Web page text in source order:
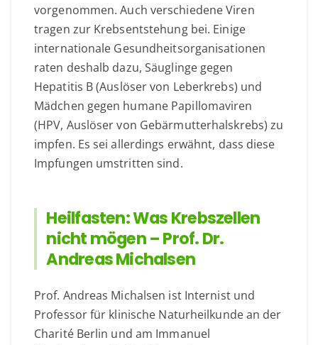
vorgenommen. Auch verschiedene Viren
tragen zur Krebsentstehung bei. Einige
internationale Gesundheitsorganisationen
raten deshalb dazu, Säuglinge gegen
Hepatitis B (Auslöser von Leberkrebs) und
Mädchen gegen humane Papillomaviren
(HPV, Auslöser von Gebärmutterhalskrebs) zu
impfen. Es sei allerdings erwähnt, dass diese
Impfungen umstritten sind.
Heilfasten: Was Krebszellen
nicht mögen – Prof. Dr.
Andreas Michalsen
Prof. Andreas Michalsen ist Internist und
Professor für klinische Naturheilkunde an der
Charité Berlin und am Immanuel